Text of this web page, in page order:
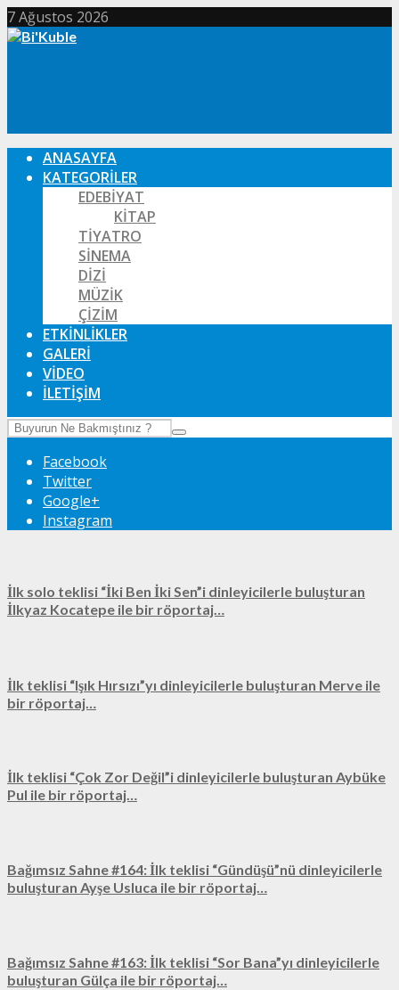
7 Ağustos 2026
ANASAYFA
KATEGORILER
EDEBIYAT
KITAP
TIYATRO
SINEMA
DIZI
MÜZIK
ÇIZIM
ETKINLIKLER
GALERI
VIDEO
İLETIŞIM
Facebook
Twitter
Google+
Instagram
İlk solo teklisi “İki Ben İki Sen”i dinleyicilerle buluşturan
İlkyaz Kocatepe ile bir röportaj…
İlk teklisi “Işık Hırsızı”yı dinleyicilerle buluşturan Merve ile
bir röportaj…
İlk teklisi “Çok Zor Değil”i dinleyicilerle buluşturan Aybüke
Pul ile bir röportaj…
Bağımsız Sahne #164: İlk teklisi “Gündüşü”nü dinleyicilerle
buluşturan Ayşe Usluca ile bir röportaj…
Bağımsız Sahne #163: İlk teklisi “Sor Bana”yı dinleyicilerle
buluşturan Gülça ile bir röportaj…